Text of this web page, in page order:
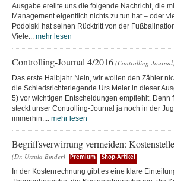
Ausgabe ereilte uns die folgende Nachricht, die
Management eigentlich nichts zu tun hat – oder
Podolski hat seinen Rücktritt von der
Viele... mehr lesen
Controlling-Journal 4/2016 (Controlling-Journal)
Das erste Halbjahr Nein, wir wollen den Zähler
die Schiedsrichterlegende Urs Meier in dieser
5) vor wichtigen Entscheidungen empfiehlt. Denn
steckt unser Controlling-Journal ja noch in der
immerhin:... mehr lesen
Begriffsverwirrung vermeiden:
(Dr. Ursula Binder) Premium Shop-Artikel
In der Kostenrechnung gibt es eine klare